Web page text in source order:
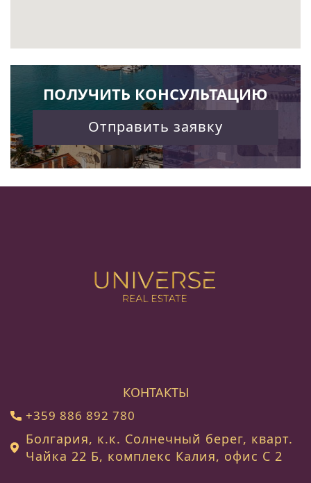
ПОЛУЧИТЬ КОНСУЛЬТАЦИЮ
Отправить заявку
КОНТАКТЫ
+359 886 892 780
Болгария, к.к. Солнечный берег, кварт.
Чайка 22 Б, комплекс Калия, офис C 2